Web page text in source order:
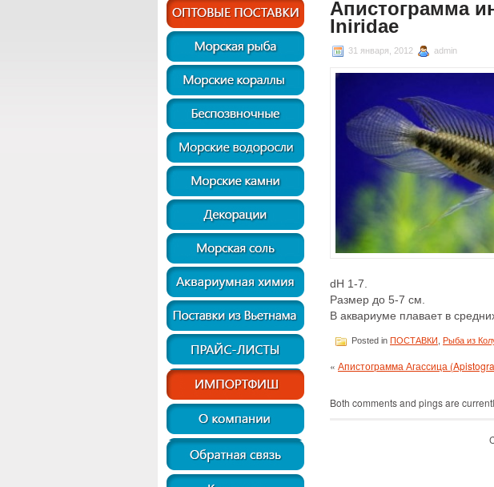
Апистограмма
Iniridae
31 января, 2012 admin
dH 1-7.
Размер до 5-7 см.
В аквариуме плавает в
Posted in ПОСТАВКИ Рыба из
« Апистограмма Агассица
Both comments and pings are